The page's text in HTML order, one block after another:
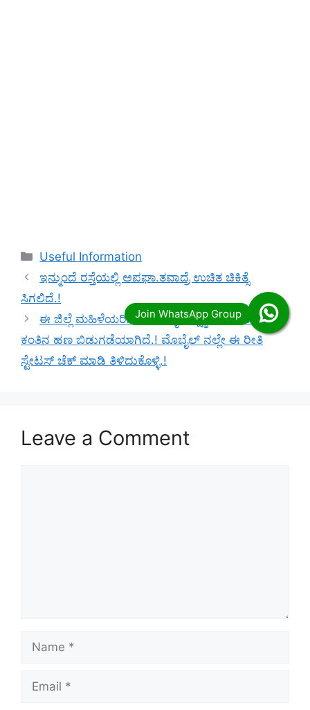
Categories
Useful Information
ಇನ್ಮುಂದೆ ರಸ್ತೆಯಲ್ಲಿ ಅಪಘಾ.ತವಾದ್ರೆ ಉಚಿತ ಚಿಕಿತ್ಸೆ
ಸಿಗಲಿದೆ.!
ಈ ಜಿಲ್ಲೆ ಮಹಿಳೆಯರಿಗೆ ಇಂದು ಗೃಹಲಕ್ಷ್ಮಿ ಯೋಜನೆ 7ನೇ
ಕಂತಿನ ಹಣ ಬಿಡುಗಡೆಯಾಗಿದೆ.! ಮೊಬೈಲ್ ನಲ್ಲೇ ಈ ರೀತಿ
ಸ್ಟೇಟಸ್ ಚೆಕ್ ಮಾಡಿ ತಿಳಿದುಕೊಳ್ಳಿ.!
Leave a Comment
Name
Email